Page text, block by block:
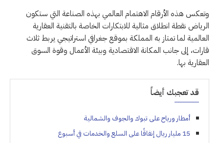
وتعكس هذه الأرقام الاهتمام العالمي بهذه الصناعة التي ستكون
الرياض نقطة انطلاق مثالية للابتكارات الخاصة بالتقنية العقارية
العالمية لما تمتاز به المملكة بموقع جغرافي استراتيجي يربط ثلاث
قارات، إلى جانب المكانة الاقتصادية وبيئة الأعمال وقوة السوق
العقارية بها.
قد تعجبك أيضاً
أمطار ورياح على تبوك والجوف والشمالية
15 مليار ريال إنفاقًا على السلع والخدمات في أسبوع